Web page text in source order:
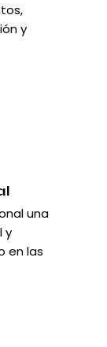
y
una
y
en las